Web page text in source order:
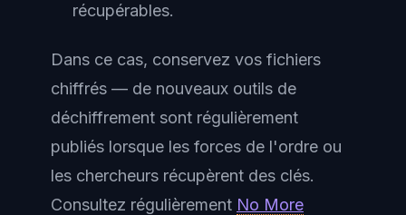
récupérables.
Dans ce cas, conservez vos fichiers
chiffrés — de nouveaux outils de
déchiffrement sont régulièrement
publiés lorsque les forces de l'ordre ou
les chercheurs récupèrent des clés.
Consultez régulièrement No More